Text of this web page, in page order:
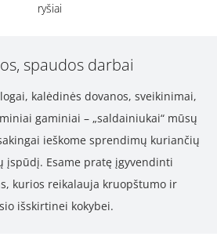
ryšiai
spaudos darbai
kalėdinės dovanos, sveikinimai,
gaminiai – „saldainiukai“ mūsų
ieškome sprendimų kuriančių
įspūdį. Esame pratę įgyvendinti
kurios reikalauja kruopštumo ir
išskirtinei kokybei.